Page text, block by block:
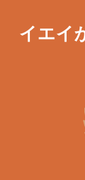
イエイ